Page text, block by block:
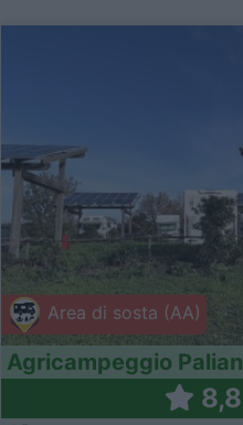
Area di sosta (AA)
Agricampeggio
8,8